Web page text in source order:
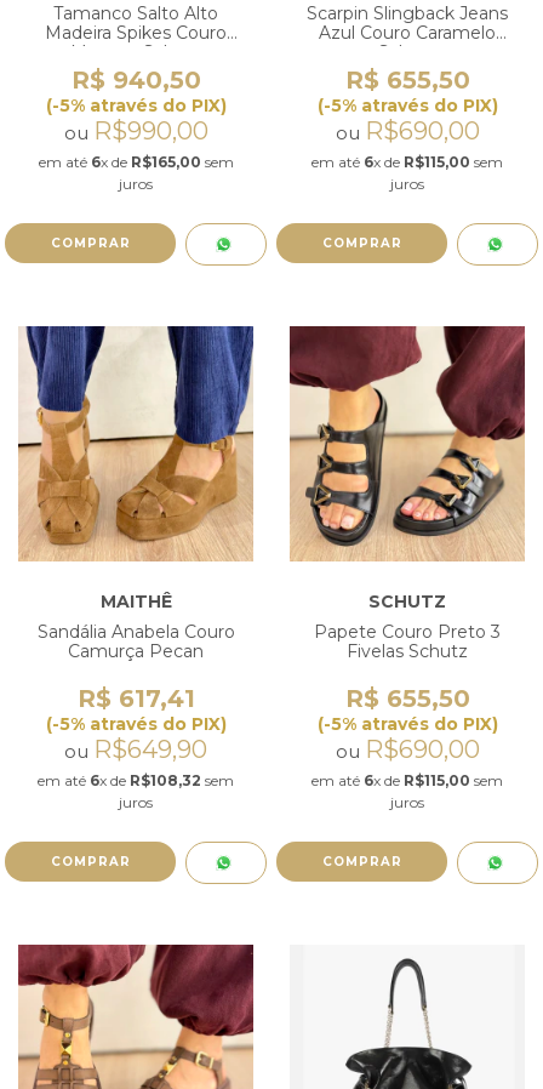
Tamanco Salto Alto
Madeira Spikes Couro
Marrom Schutz
R$ 940,50
(-5% através do PIX)
ou R$990,00
em até 6x de R$165,00 sem
juros
COMPRAR
Scarpin Slingback Jeans
Azul Couro Caramelo
Schutz
R$ 655,50
(-5% através do PIX)
ou R$690,00
em até 6x de R$115,00 sem
juros
COMPRAR
MAITHÊ
Sandália Anabela Couro
Camurça Pecan
R$ 617,41
(-5% através do PIX)
ou R$649,90
em até 6x de R$108,32 sem
juros
COMPRAR
SCHUTZ
Papete Couro Preto 3
Fivelas Schutz
R$ 655,50
(-5% através do PIX)
ou R$690,00
em até 6x de R$115,00 sem
juros
COMPRAR